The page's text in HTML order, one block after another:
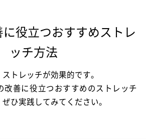
役立つおすすめストレ
ッチ方法
トレッチが効果的です。
改善に役立つおすすめのストレッチ
ひ実践してみてください。